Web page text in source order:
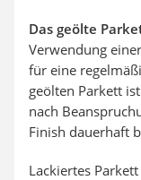
Das geölte
Verwendung
für eine
geölten Parkett
nach
Finish dauerhaft
Lackiertes